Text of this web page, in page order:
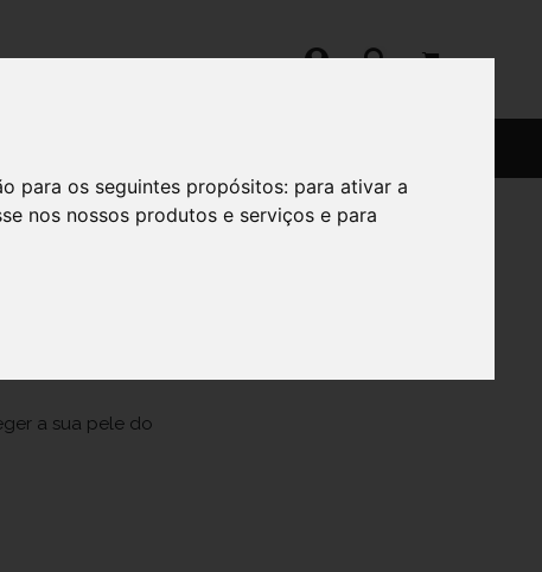
para os seguintes propósitos: para ativar a
nos nossos produtos e serviços e para
a sua pele do